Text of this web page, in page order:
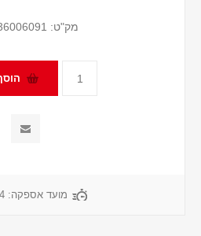
מק"ט:
מועד אספקה: